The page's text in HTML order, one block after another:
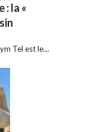
: la «
Tel est le…